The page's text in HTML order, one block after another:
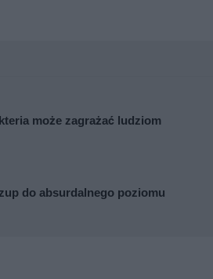
może zagrażać ludziom
do absurdalnego poziomu